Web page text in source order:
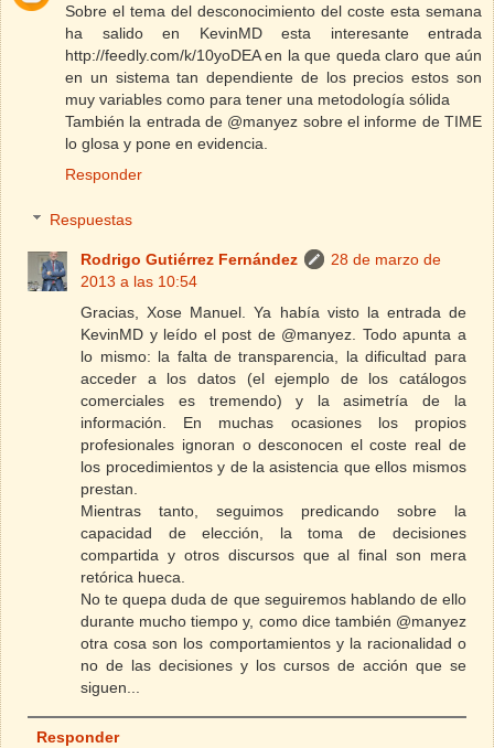
Sobre el tema del desconocimiento del coste esta semana
ha salido en KevinMD esta interesante entrada
http://feedly.com/k/10yoDEA en la que queda claro que aún
en un sistema tan dependiente de los precios estos son
muy variables como para tener una metodología sólida
También la entrada de @manyez sobre el informe de TIME
lo glosa y pone en evidencia.
Responder
Respuestas
Rodrigo Gutiérrez Fernández
28 de marzo de
2013 a las 10:54
Gracias, Xose Manuel. Ya había visto la entrada de
KevinMD y leído el post de @manyez. Todo apunta a
lo mismo: la falta de transparencia, la dificultad para
acceder a los datos (el ejemplo de los catálogos
comerciales es tremendo) y la asimetría de la
información. En muchas ocasiones los propios
profesionales ignoran o desconocen el coste real de
los procedimientos y de la asistencia que ellos mismos
prestan.
Mientras tanto, seguimos predicando sobre la
capacidad de elección, la toma de decisiones
compartida y otros discursos que al final son mera
retórica hueca.
No te quepa duda de que seguiremos hablando de ello
durante mucho tiempo y, como dice también @manyez
otra cosa son los comportamientos y la racionalidad o
no de las decisiones y los cursos de acción que se
siguen...
Responder